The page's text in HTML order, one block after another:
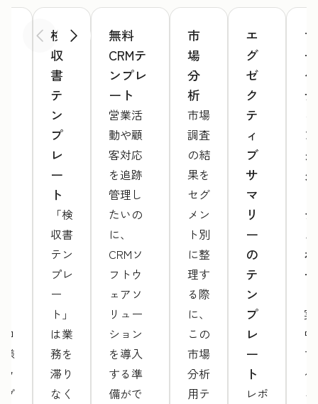
前へ 次へ
様
ブ
検
収
書
テ
ン
プ
レ
ー
ト
「検
収書
テン
プレ
ー
ト」
は業
務を
滞り
なく
無料
CRMテ
ンプレ
ート
営業活
動や顧
客対応
を追跡
管理し
たいの
に、
CRMソ
フトウ
ェアソ
リュー
ション
を導入
する準
備がで
市
場
分
析
市場
調査
の結
果を
セグ
メン
ト別
に整
理す
る際
に、
この
市場
分析
用テ
エ
グ
ゼ
ク
テ
ィ
ブ
サ
マ
リ
ー
の
テ
ン
プ
レ
ー
ト
レポ
マ
ー
ケ
テ
ィ
ン
グ
ダ
シ
ュ
ボ
ー